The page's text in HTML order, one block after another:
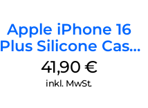
Apple iPhone 16
Plus Silicone Case
MagSafe Stone
Gray
41,90 €
inkl. MwSt.